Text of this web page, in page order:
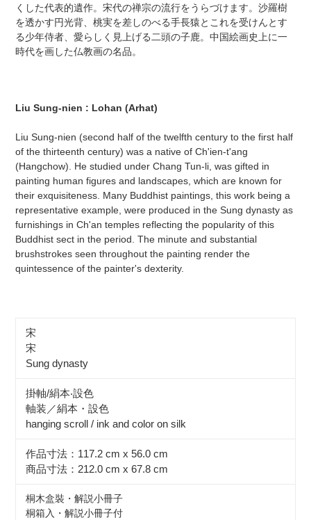
くした代表的遺作。宋代の禅宗の流行をうらづけます。沙羅樹
を透かす円光背、桃実を差しのべる手長猿とこれを受けんとす
る少年侍者、愛らしく見上げる二頭の子鹿。中国絵画史上に一
時代を画した仏教画の名品。
Liu Sung-nien : Lohan (Arhat)
Liu Sung-nien (second half of the twelfth century to the first half
of the thirteenth century) was a native of Ch'ien-t'ang
(Hangchow). He studied under Chang Tun-li, was gifted in
painting human figures and landscapes, which are known for
their exquisiteness. Many Buddhist paintings, this work being a
representative example, were produced in the Sung dynasty as
furnishings in Ch'an temples reflecting the popularity of this
Buddhist sect in the period. The minute and substantial
brushstrokes seen throughout the painting render the
quintessence of the painter's dexterity.
宋
宋
Sung dynasty
掛軸/絹本‧設色
軸装／絹本・設色
hanging scroll / ink and color on silk
作品寸法：117.2 cm x 56.0 cm
商品寸法：212.0 cm x 67.8 cm
桐木盒裝・解説小冊子
桐箱入・解説小冊子付